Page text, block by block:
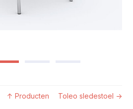
↑ Producten Toleo sledestoel →